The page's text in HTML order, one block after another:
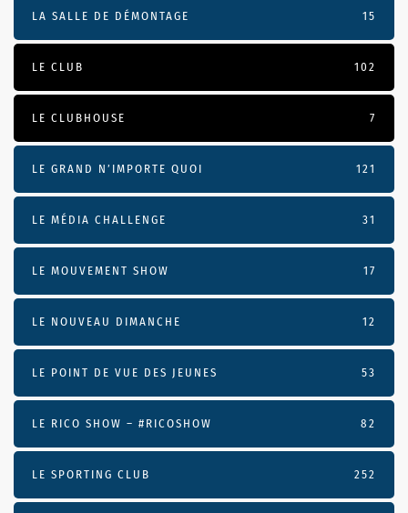
LA SALLE DE DÉMONTAGE 15
LE CLUB 102
LE CLUBHOUSE 7
LE GRAND N’IMPORTE QUOI 121
LE MÉDIA CHALLENGE 31
LE MOUVEMENT SHOW 17
LE NOUVEAU DIMANCHE 12
LE POINT DE VUE DES JEUNES 53
LE RICO SHOW – #RICOSHOW 82
LE SPORTING CLUB 252